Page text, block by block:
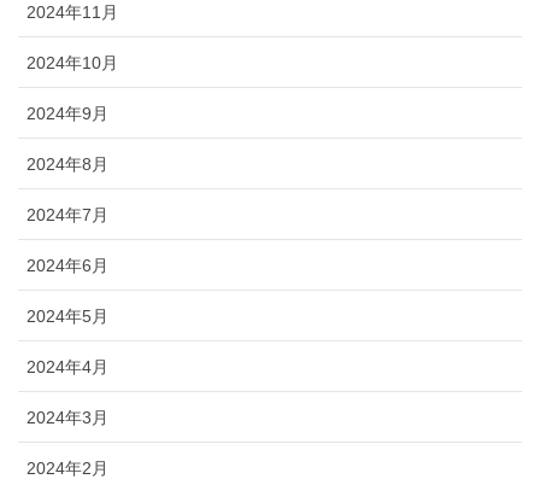
2024年11月
2024年10月
2024年9月
2024年8月
2024年7月
2024年6月
2024年5月
2024年4月
2024年3月
2024年2月